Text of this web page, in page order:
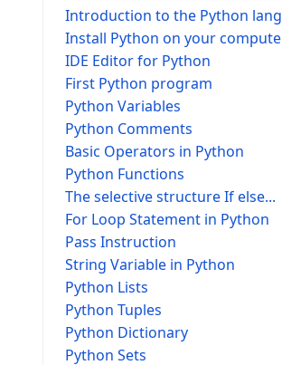
Introduction to the Python
Install Python on your
IDE Editor for Python
First Python program
Python Variables
Python Comments
Basic Operators in Python
Python Functions
The selective structure If else...
For Loop Statement in Python
Pass Instruction
String Variable in Python
Python Lists
Python Tuples
Python Dictionary
Python Sets